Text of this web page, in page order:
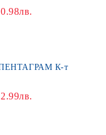
0.98лв.
2.99лв.